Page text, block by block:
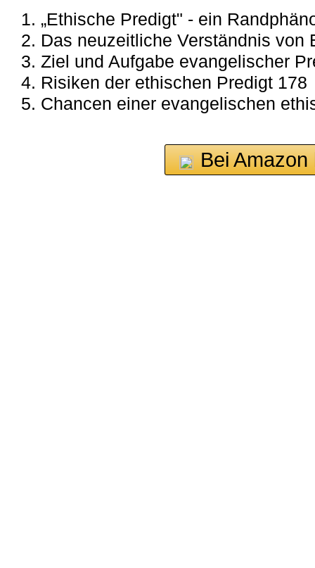
1. „Ethische Predigt" - ein
2. Das neuzeitliche Verständnis von
3. Ziel und Aufgabe evangelischer
4. Risiken der ethischen Predigt 178
5. Chancen einer evangelischen
Bei Amazon